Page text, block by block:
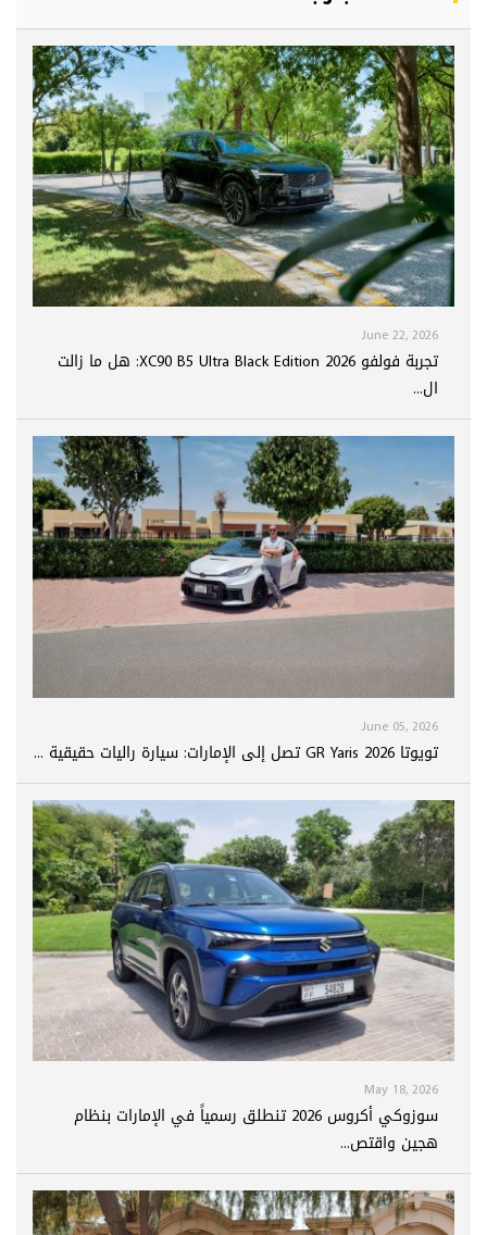
June 22, 2026
تجربة فولفو XC90 B5 Ultra Black Edition 2026: هل ما زالت
ال...
June 05, 2026
تويوتا GR Yaris 2026 تصل إلى الإمارات: سيارة راليات حقيقية ...
May 18, 2026
سوزوكي أكروس 2026 تنطلق رسمياً في الإمارات بنظام
هجين واقتص...